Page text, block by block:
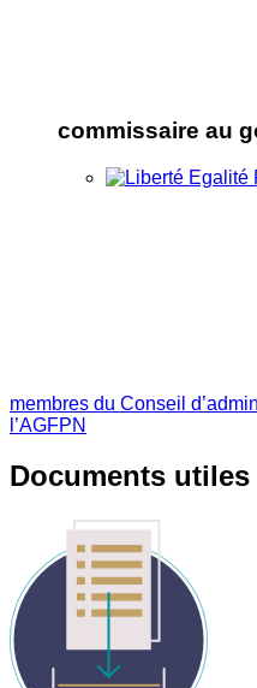
commissaire au
membres du Conseil
l’AGFPN
Documents utiles